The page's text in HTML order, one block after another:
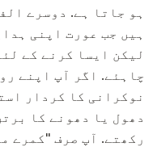
ہو جاتا ہے. دوسرے
ہیں جب عورت اپنی
لیکن ایسا کرنے کے
چاہئے. اگر آپ اپنے
نوکرانی کا کردار
دھول یا دھونے کا
رکھتے. آپ صرف "کمرے